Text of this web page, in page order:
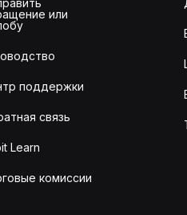
или
поддержки
связь
Learn
комиссии